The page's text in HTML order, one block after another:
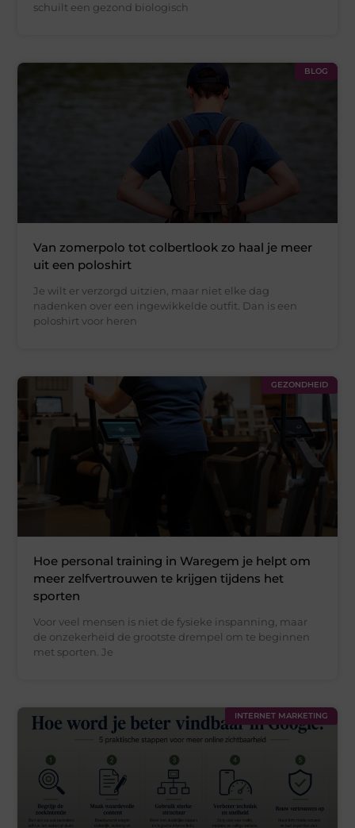
schuilt een gezond biologisch
BLOG
Van zomerpolo tot colbertlook zo haal je meer
uit een poloshirt
Je wilt er verzorgd uitzien, maar niet elke dag
nadenken over een ingewikkelde outfit. Dan is een
poloshirt voor heren
GEZONDHEID
Hoe personal training in Waregem je helpt om
meer zelfvertrouwen te krijgen tijdens het
sporten
Voor veel mensen is niet de fysieke inspanning, maar
de onzekerheid de grootste drempel om te beginnen
met sporten. Je
INTERNET MARKETING